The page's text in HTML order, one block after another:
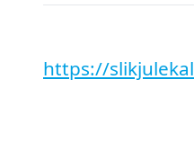
https://